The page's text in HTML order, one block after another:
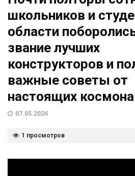
школьников и
области
звание лучших
конструкторов и
важные советы от
настоящих
07.05.2026
1 просмотров